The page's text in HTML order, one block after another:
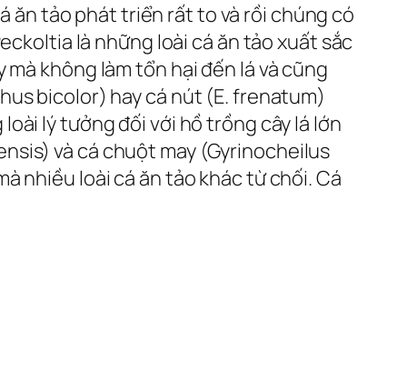
ăn tảo phát triển rất to và rồi chúng có
là những loài cá ăn tảo xuất sắc
không làm tổn hại đến lá và cũng
bicolor) hay cá nút (E. frenatum)
lý tưởng đối với hồ trồng cây lá lớn
và cá chuột may (Gyrinocheilus
nhiều loài cá ăn tảo khác từ chối. Cá